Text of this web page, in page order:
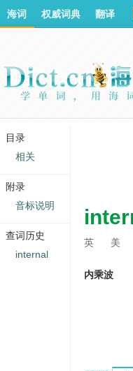
英 美
内乘波
海词 权威词典 翻译
目录
相关
附录
音标说明
查词历史
internal